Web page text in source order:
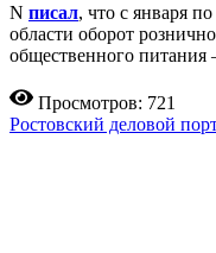
N писал, что с января
области оборот
общественного
Просмотров: 721
Ростовский деловой